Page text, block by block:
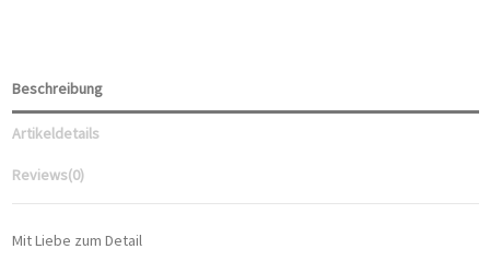
Beschreibung
Artikeldetails
Reviews(0)
Mit Liebe zum Detail